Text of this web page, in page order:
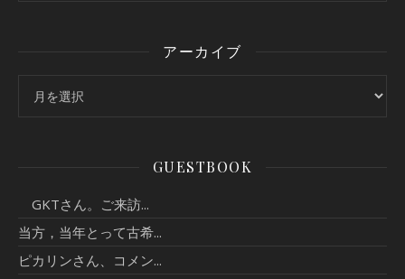
アーカイブ
GUESTBOOK
GKTさん。ご来訪...
当方，当年とって古希...
ピカリンさん、コメン...